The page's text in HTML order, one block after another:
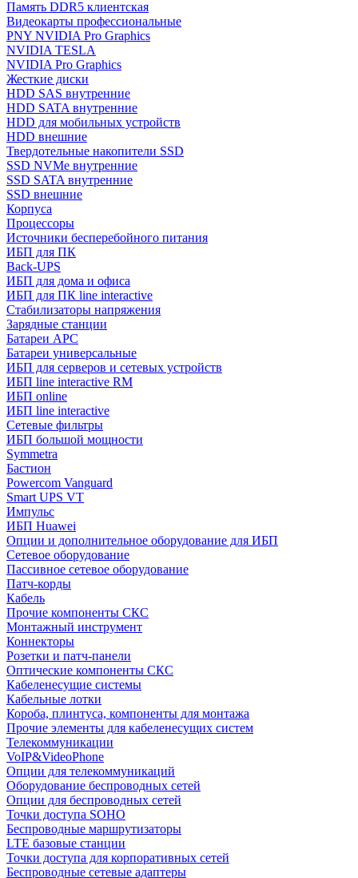
Память DDR5 клиентская
Видеокарты профессиональные
PNY NVIDIA Pro Graphics
NVIDIA TESLA
NVIDIA Pro Graphics
Жесткие диски
HDD SAS внутренние
HDD SATA внутренние
HDD для мобильных устройств
HDD внешние
Твердотельные накопители SSD
SSD NVMe внутренние
SSD SATA внутренние
SSD внешние
Корпуса
Процессоры
Источники бесперебойного питания
ИБП для ПК
Back-UPS
ИБП для дома и офиса
ИБП для ПК linе interactive
Стабилизаторы напряжения
Зарядные станции
Батареи APC
Батареи универсальные
ИБП для серверов и сетевых устройств
ИБП line interactive RM
ИБП online
ИБП linе interactive
Сетевые фильтры
ИБП большой мощности
Symmetra
Бастион
Powercom Vanguard
Smart UPS VT
Импульс
ИБП Huawei
Опции и дополнительное оборудование для ИБП
Сетевое оборудование
Пассивное сетевое оборудование
Патч-корды
Кабель
Прочие компоненты СКС
Монтажный инструмент
Коннекторы
Розетки и патч-панели
Оптические компоненты СКС
Кабеленесущие системы
Кабельные лотки
Короба, плинтуса, компоненты для монтажа
Прочие элементы для кабеленесущих систем
Телекоммуникации
VoIP&VideoPhone
Опции для телекоммуникаций
Оборудование беспроводных сетей
Опции для беспроводных сетей
Точки доступа SOHO
Беспроводные маршрутизаторы
LTE базовые станции
Точки доступа для корпоративных сетей
Беспроводные сетевые адаптеры